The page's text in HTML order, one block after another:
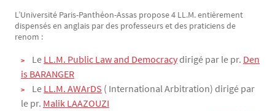
L’Université Paris-Panthéon-Assas propose 4 LL.M. entièrement
dispensés en anglais par des professeurs et des praticiens de
renom :
Le LL.M. Public Law and Democracydirigé par le pr. Den
is BARANGER
Le LL.M. AWArDS ( International Arbitration) dirigé par
le pr. Malik LAAZOUZI